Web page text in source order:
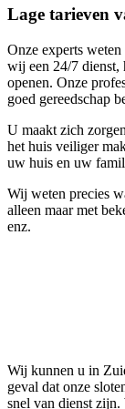
Lage tarieven
Onze experts
wij een 24/7 dienst,
openen. Onze
goed gereedschap
U maakt zich
het huis veiliger
uw huis en uw
Wij weten precies
alleen maar met
enz.
Wij kunnen u in
geval dat onze
snel van dienst